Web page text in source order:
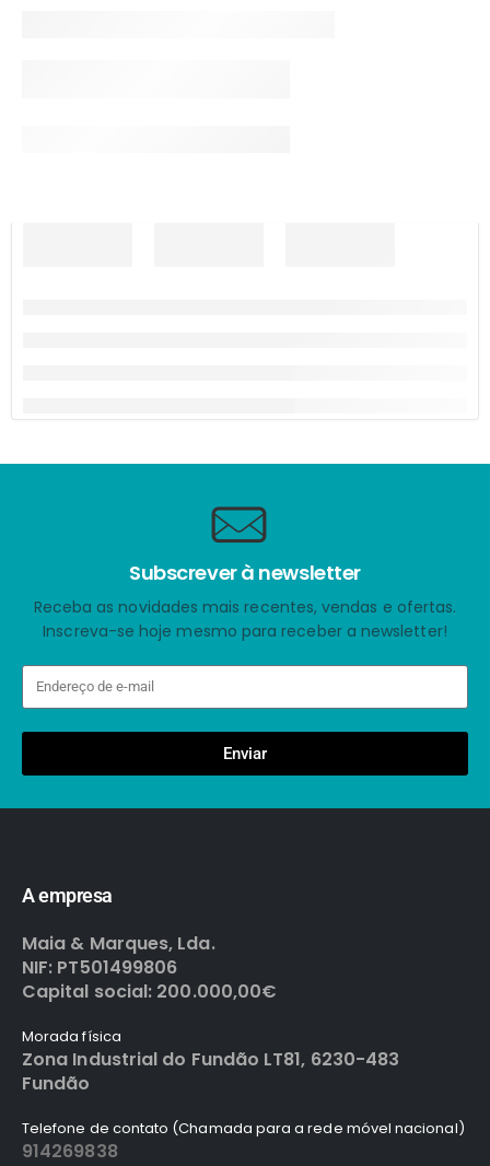
Subscrever à newsletter
Receba as novidades mais recentes, vendas e ofertas.
Inscreva-se hoje mesmo para receber a newsletter!
Enviar
A empresa
Maia & Marques, Lda.
NIF: PT501499806
Capital social: 200.000,00€
Morada física
Zona Industrial do Fundão LT81, 6230-483
Fundão
Telefone de contato (Chamada para a rede móvel nacional)
914269838